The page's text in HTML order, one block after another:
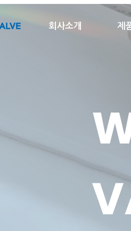
회사소개 제